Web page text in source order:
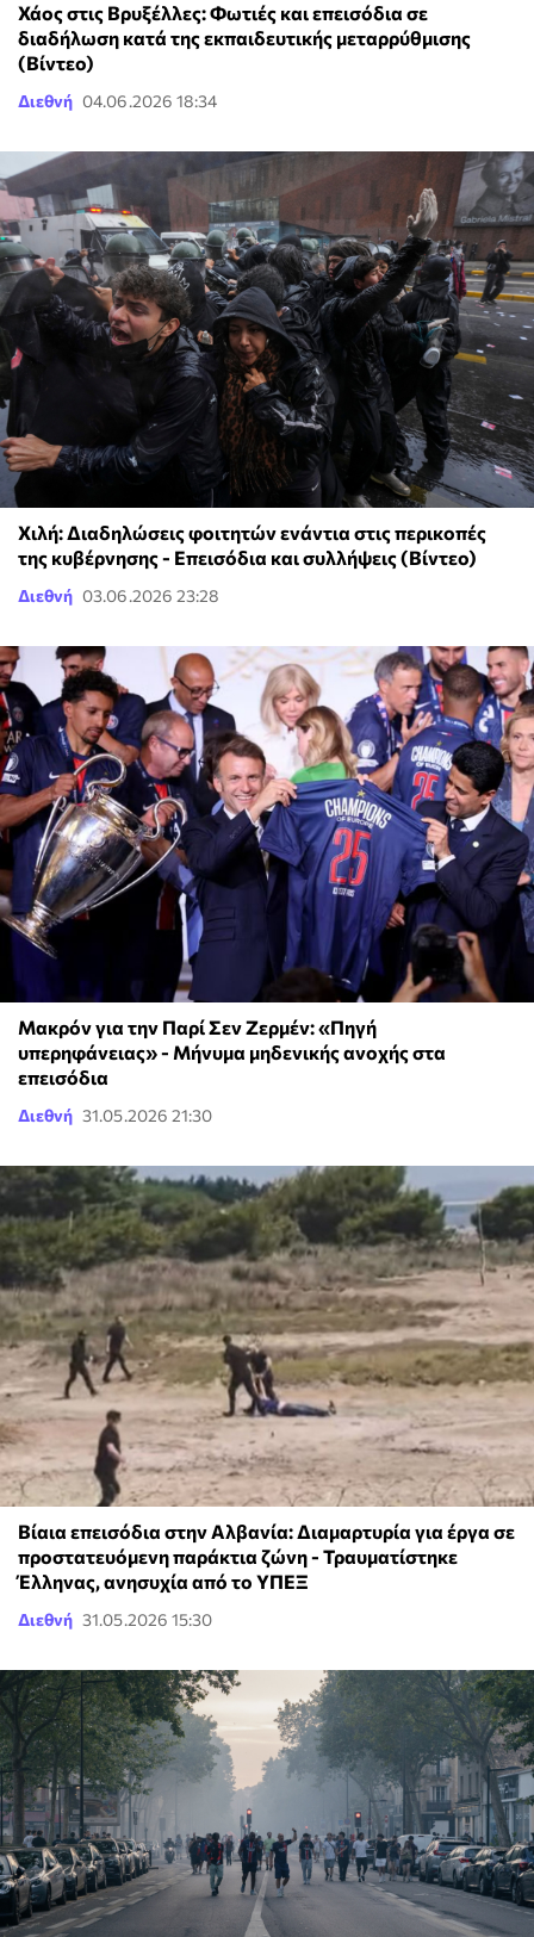
Χάος στις Βρυξέλλες: Φωτιές και επεισόδια σε
διαδήλωση κατά της εκπαιδευτικής μεταρρύθμισης
(Βίντεο)
Διεθνή 04.06.2026 18:34
Χιλή: Διαδηλώσεις φοιτητών ενάντια στις περικοπές
της κυβέρνησης - Επεισόδια και συλλήψεις (Βίντεο)
Διεθνή 03.06.2026 23:28
Μακρόν για την Παρί Σεν Ζερμέν: «Πηγή
υπερηφάνειας» - Μήνυμα μηδενικής ανοχής στα
επεισόδια
Διεθνή 31.05.2026 21:30
Βίαια επεισόδια στην Αλβανία: Διαμαρτυρία για έργα σε
προστατευόμενη παράκτια ζώνη - Τραυματίστηκε
Έλληνας, ανησυχία από το ΥΠΕΞ
Διεθνή 31.05.2026 15:30